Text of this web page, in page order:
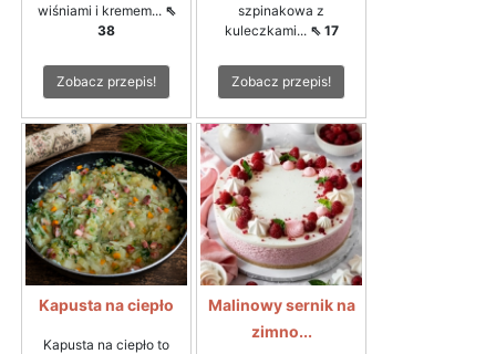
wiśniami i kremem... ⇖
38
Zobacz przepis!
szpinakowa z
kuleczkami... ⇖ 17
Zobacz przepis!
Kapusta na ciepło
Kapusta na ciepło to
Malinowy sernik na
zimno...